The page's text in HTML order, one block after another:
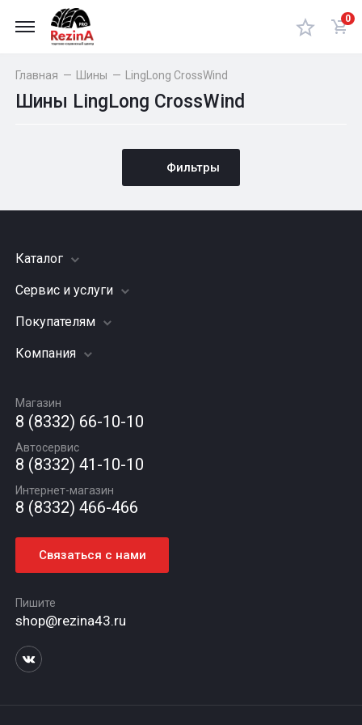
0
Главная — Шины — LingLong CrossWind
Шины LingLong CrossWind
Фильтры
Каталог
Шины
Грузовые шины
Диски
Автомасла
Сервис и услуги
Заправка кондиционера
Подвеска (ходовая часть)
Шиномонтаж
Покупателям
Акции
Гарантии и возврат
Компания
Вакансии
Новости
Статьи
Контакты
Магазин
8 (8332) 66-10-10
Автосервис
8 (8332) 41-10-10
Интернет-магазин
8 (8332) 466-466
Связаться с нами
Пишите
shop@rezina43.ru